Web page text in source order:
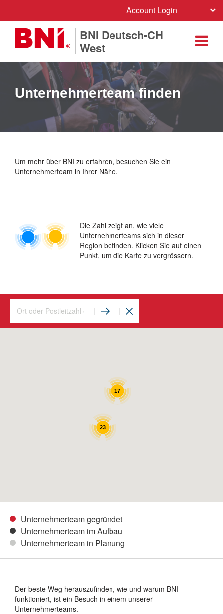
Account Login
BNI Deutsch-CH
West
Unternehmerteam finden
Um mehr über BNI zu erfahren, besuchen Sie ein
Unternehmerteam in Ihrer Nähe.
Die Zahl zeigt an, wie viele
Unternehmerteams sich in dieser
Region befinden. Klicken Sie auf einen
Punkt, um die Karte zu vergrössern.
23
17
Unternehmerteam gegründet
Unternehmerteam im Aufbau
Unternehmerteam in Planung
Der beste Weg herauszufinden, wie und warum BNI
funktioniert, ist ein Besuch in einem unserer
Unternehmerteams.